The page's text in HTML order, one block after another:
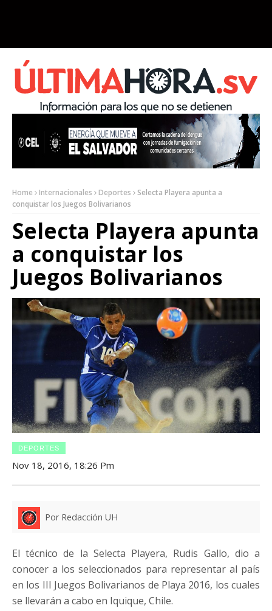
Home Internacionales Deportes
Selecta Playera apunta a
conquistar los Juegos Bolivarianos
Selecta Playera apunta
a conquistar los
Juegos Bolivarianos
DEPORTES
Nov 18, 2016, 18:26 Pm
Por Redacción UH
El técnico de la Selecta Playera, Rudis Gallo, dio a
conocer a los seleccionados para representar al país
en los III Juegos Bolivarianos de Playa 2016, los cuales
se llevarán a cabo en Iquique, Chile.